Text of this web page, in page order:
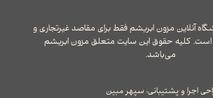
اجرا و پشتیبانی: سپهر مبین
آنلاین مزون ابریشم فقط برای مقاصد غیرتجاری و
است. کلیه حقوق این سایت متعلق مزون ابریشم
می‌باشد.